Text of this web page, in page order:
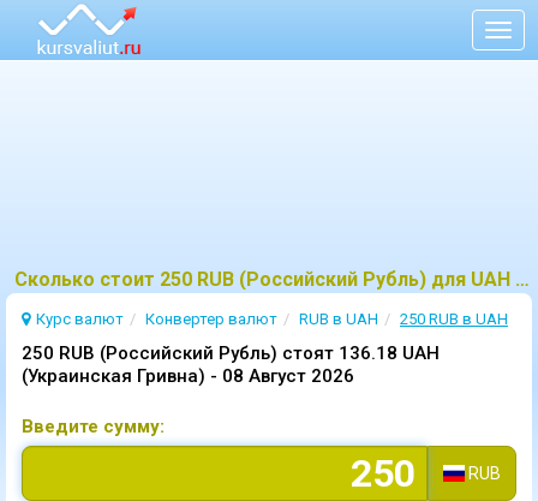
Сколько стоит 250 RUB (Российский Рубль) для UAH (Украинская Гривна)?
Курс валют Конвертер валют RUB в UAH 250 RUB в UAH
250 RUB (Российский Рубль) стоят 136.18 UAH
(Украинская Гривна) - 08 Август 2026
Введите сумму:
RUB